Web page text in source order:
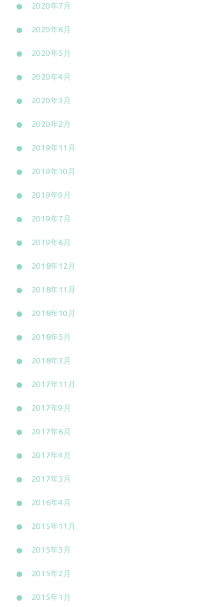
2020年7月
2020年6月
2020年5月
2020年4月
2020年3月
2020年2月
2019年11月
2019年10月
2019年9月
2019年7月
2019年6月
2018年12月
2018年11月
2018年10月
2018年5月
2018年3月
2017年11月
2017年9月
2017年6月
2017年4月
2017年3月
2016年4月
2015年11月
2015年3月
2015年2月
2015年1月